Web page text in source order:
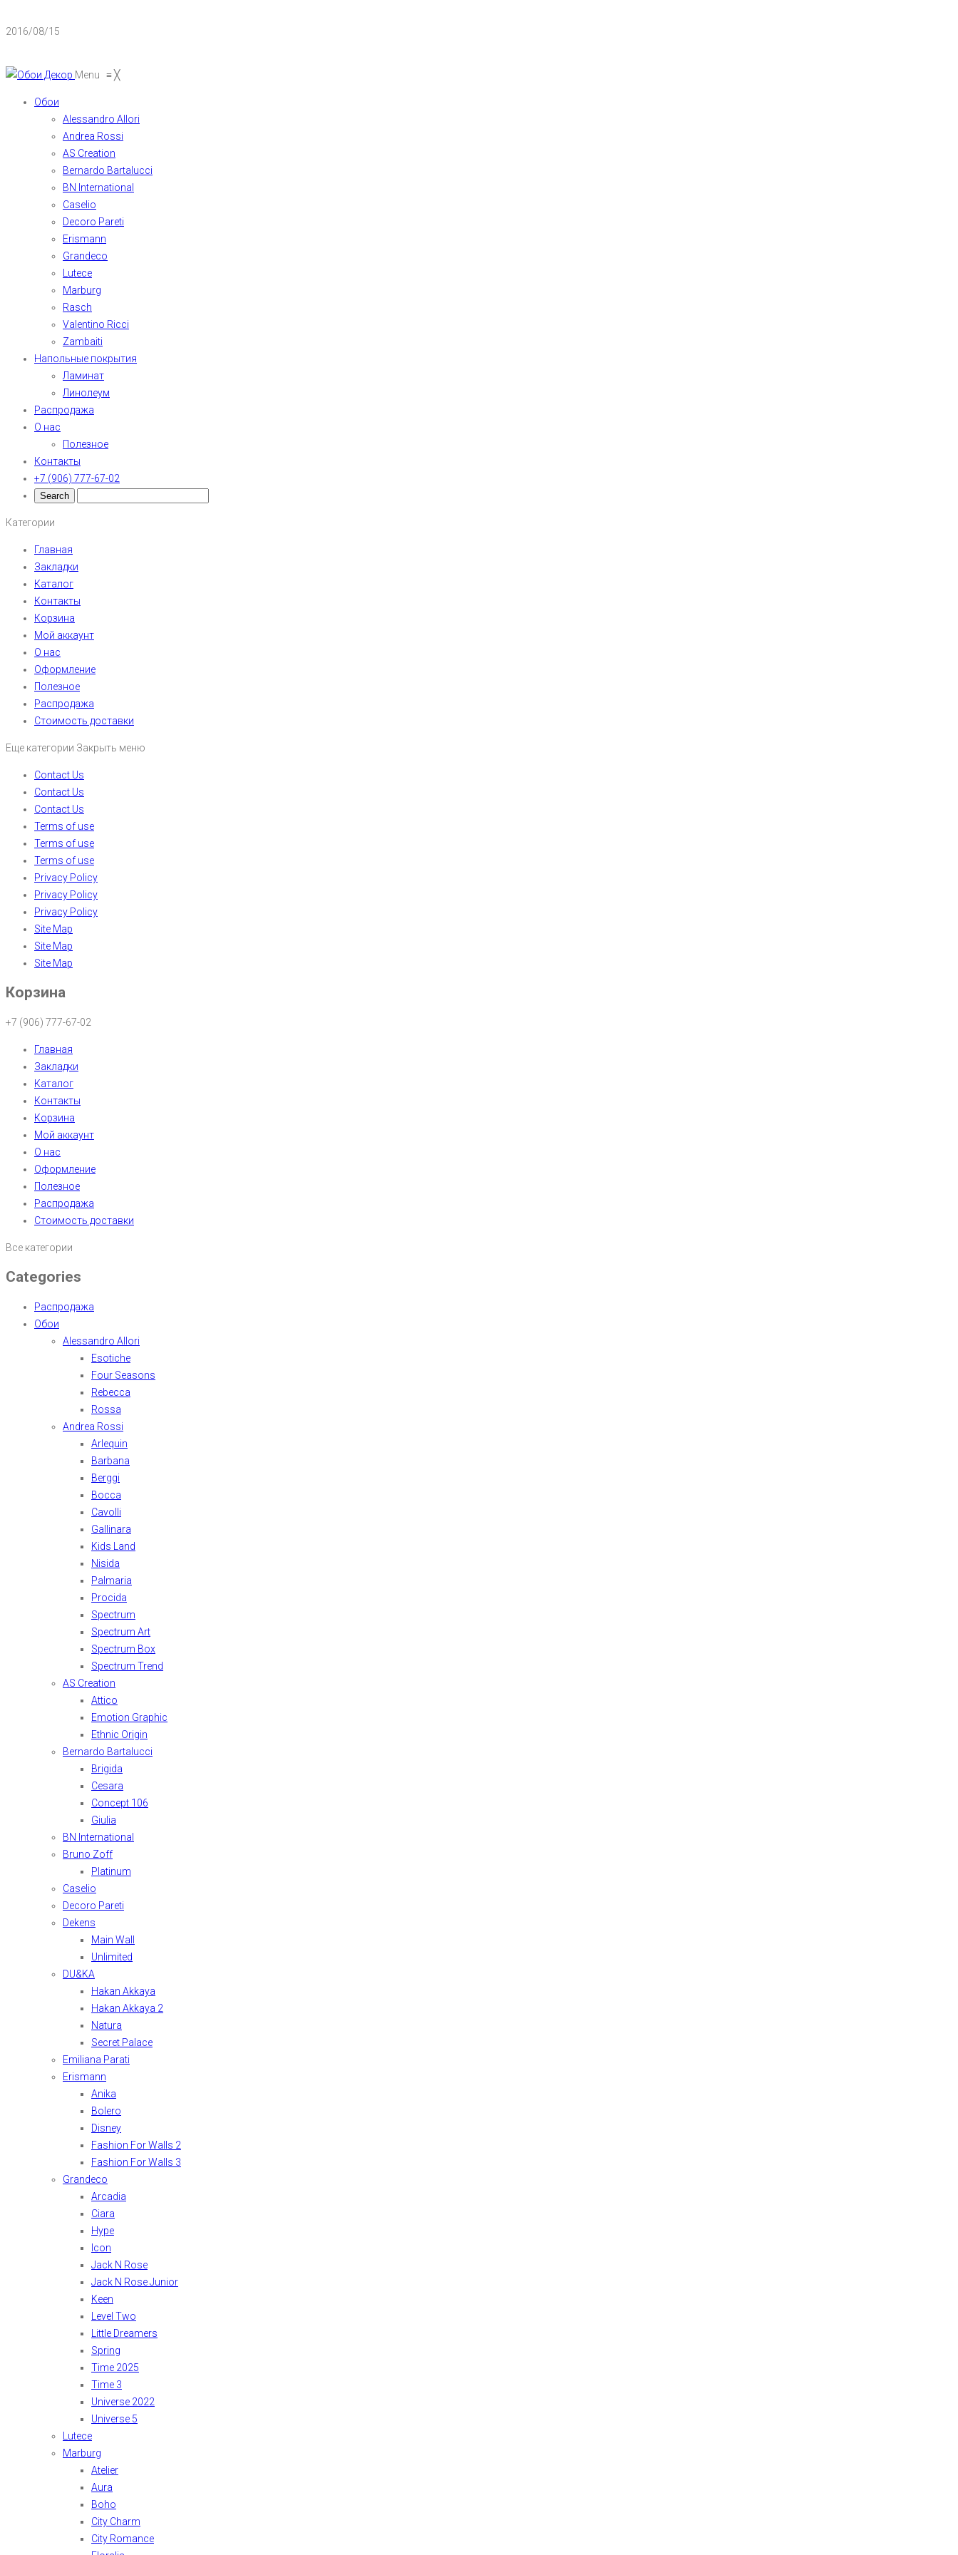
2016/08/15
Menu ≡╳
Обои
Alessandro Allori
Andrea Rossi
AS Creation
Bernardo Bartalucci
BN International
Caselio
Decoro Pareti
Erismann
Grandeco
Lutece
Marburg
Rasch
Valentino Ricci
Zambaiti
Напольные покрытия
Ламинат
Линолеум
Распродажа
О нас
Полезное
Контакты
+7 (906) 777-67-02
Категории
Главная
Закладки
Каталог
Контакты
Корзина
Мой аккаунт
О нас
Оформление
Полезное
Распродажа
Стоимость доставки
Еще категории Закрыть меню
Contact Us
Contact Us
Contact Us
Terms of use
Terms of use
Terms of use
Privacy Policy
Privacy Policy
Privacy Policy
Site Map
Site Map
Site Map
Корзина
+7 (906) 777-67-02
Главная
Закладки
Каталог
Контакты
Корзина
Мой аккаунт
О нас
Оформление
Полезное
Распродажа
Стоимость доставки
Все категории
Categories
Распродажа
Обои
Alessandro Allori
Esotiche
Four Seasons
Rebecca
Rossa
Andrea Rossi
Arlequin
Barbana
Berggi
Bocca
Cavolli
Gallinara
Kids Land
Nisida
Palmaria
Procida
Spectrum
Spectrum Art
Spectrum Box
Spectrum Trend
AS Creation
Attico
Emotion Graphic
Ethnic Origin
Bernardo Bartalucci
Brigida
Cesara
Concept 106
Giulia
BN International
Bruno Zoff
Platinum
Caselio
Decoro Pareti
Dekens
Main Wall
Unlimited
DU&KA
Hakan Akkaya
Hakan Akkaya 2
Natura
Secret Palace
Emiliana Parati
Erismann
Anika
Bolero
Disney
Fashion For Walls 2
Fashion For Walls 3
Grandeco
Arcadia
Ciara
Hype
Icon
Jack N Rose
Jack N Rose Junior
Keen
Level Two
Little Dreamers
Spring
Time 2025
Time 3
Universe 2022
Universe 5
Lutece
Marburg
Atelier
Aura
Boho
City Charm
City Romance